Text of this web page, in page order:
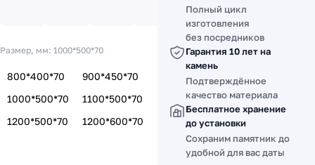
Размер, мм: 1000*500*70
800*400*70
900*450*70
1000*500*70
1100*500*70
1200*500*70
1200*600*70
Полный цикл
изготовления
без посредников
Гарантия 10 лет на
камень
Подтверждённое
качество материала
Бесплатное хранение
до установки
Сохраним памятник до
удобной для вас даты